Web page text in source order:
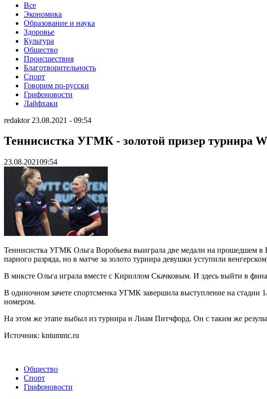
Все
Экономика
Образование и наука
Здоровье
Культура
Общество
Происшествия
Благотворительность
Спорт
Говорим по-русски
Грифоновости
Лайфхаки
redaktor 23.08.2021 - 09:54
Теннисистка УГМК - золотой призер турнира
23.08.202109:54
Теннисистка УГМК Ольга Воробьева выиграла две медали на прошедшем в
парного разряда, но в матче за золото турнира девушки уступили
В миксте Ольга играла вместе с Кириллом Скачковым. И здесь выйти в
В одиночном зачете спортсменка УГМК завершила выступление на стадии
номером.
На этом же этапе выбыл из турнира и Лиам Питчфорд. Он с таким же
Источник: kntummc.ru
Общество
Спорт
Грифоновости